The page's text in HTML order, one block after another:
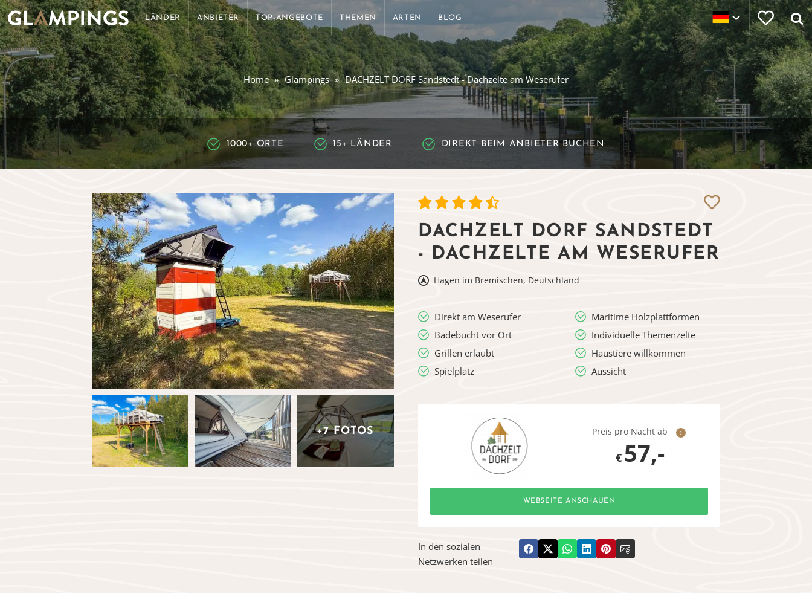
LÄNDER ANBIETER TOP-ANGEBOTE THEMEN ARTEN BLOG
Home Glampings DACHZELT DORF Sandstedt - Dachzelte am Weserufer
1000+ ORTE 15+ LÄNDER DIREKT BEIM ANBIETER BUCHEN
+7 FOTOS
DACHZELT DORF SANDSTEDT
- DACHZELTE AM WESERUFER
Hagen im Bremischen, Deutschland
Direkt am Weserufer
Maritime Holzplattformen
Badebucht vor Ort
Individuelle Themenzelte
Grillen erlaubt
Haustiere willkommen
Spielplatz
Aussicht
Preis pro Nacht ab ?
€ 57,-
WEBSEITE ANSCHAUEN
In den sozialen
Netzwerken teilen